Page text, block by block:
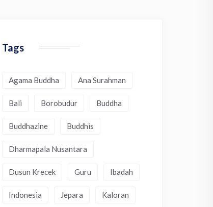
Tags
Agama Buddha Ana Surahman
Bali Borobudur Buddha
Buddhazine Buddhis
Dharmapala Nusantara
Dusun Krecek Guru Ibadah
Indonesia Jepara Kaloran